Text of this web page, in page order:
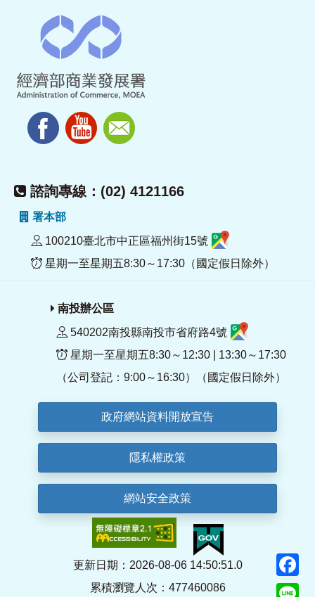
諮詢專線：(02) 4121166
署本部
100210臺北市中正區福州街15號
星期一至星期五8:30～17:30（國定假日除外）
南投辦公區
540202南投縣南投市省府路4號
星期一至星期五8:30～12:30 | 13:30～17:30
（公司登記：9:00～16:30）（國定假日除外）
政府網站資料開放宣告
隱私權政策
網站安全政策
更新日期：2026-08-06 14:50:51.0
累積瀏覽人次：477460086